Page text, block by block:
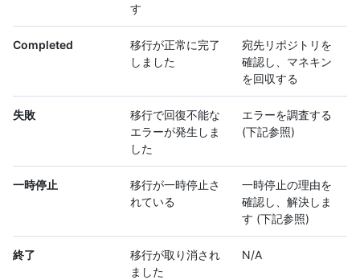
す
Completed
移行が正常に完了
しました
宛先リポジトリを
確認し、マネキン
を回収する
失敗
移行で回復不能な
エラーが発生しま
した
エラーを調査する
(下記参照)
一時停止
移行が一時停止さ
れている
一時停止の理由を
確認し、解決しま
す (下記参照)
終了
移行が取り消され
ました
N/A